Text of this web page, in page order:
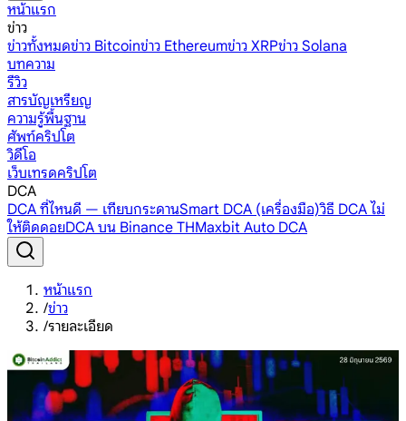
หน้าแรก
ข่าว
ข่าวทั้งหมดข่าว Bitcoinข่าว Ethereumข่าว XRPข่าว Solana
บทความ
รีวิว
สารบัญเหรียญ
ความรู้พื้นฐาน
ศัพท์คริปโต
วิดีโอ
เว็บเทรดคริปโต
DCA
DCA ที่ไหนดี — เทียบกระดานSmart DCA (เครื่องมือ)วิธี DCA ไม่
ให้ติดดอยDCA บน Binance THMaxbit Auto DCA
หน้าแรก
/ข่าว
/รายละเอียด